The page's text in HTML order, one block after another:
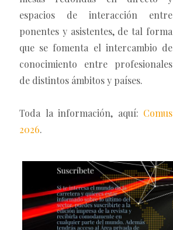
espacios de interacción entre
ponentes y asistentes, de tal forma
que se fomenta el intercambio de
conocimiento entre profesionales
de distintos ámbitos y países.
Toda la información, aquí: Comus
2026.